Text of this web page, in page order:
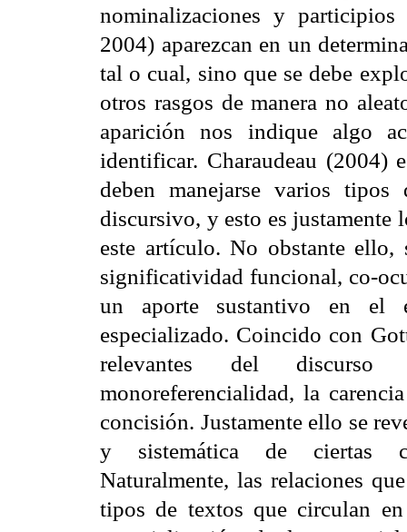
nominalizaciones y
2004) aparezcan en un
tal o cual, sino que se debe
otros rasgos de manera no
aparición nos indique algo
identificar. Charaudeau (2004)
deben manejarse varios
discursivo, y esto es justamente
este artículo. No obstante ello,
significatividad funcional, co-
un aporte sustantivo en el
especializado. Coincido con
relevantes del discurso
monoreferencialidad, la
concisión. Justamente ello se
y sistemática de ciertas
Naturalmente, las relaciones
tipos de textos que circulan